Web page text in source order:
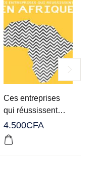
Ces entreprises
qui réussissent…
4.500CFA